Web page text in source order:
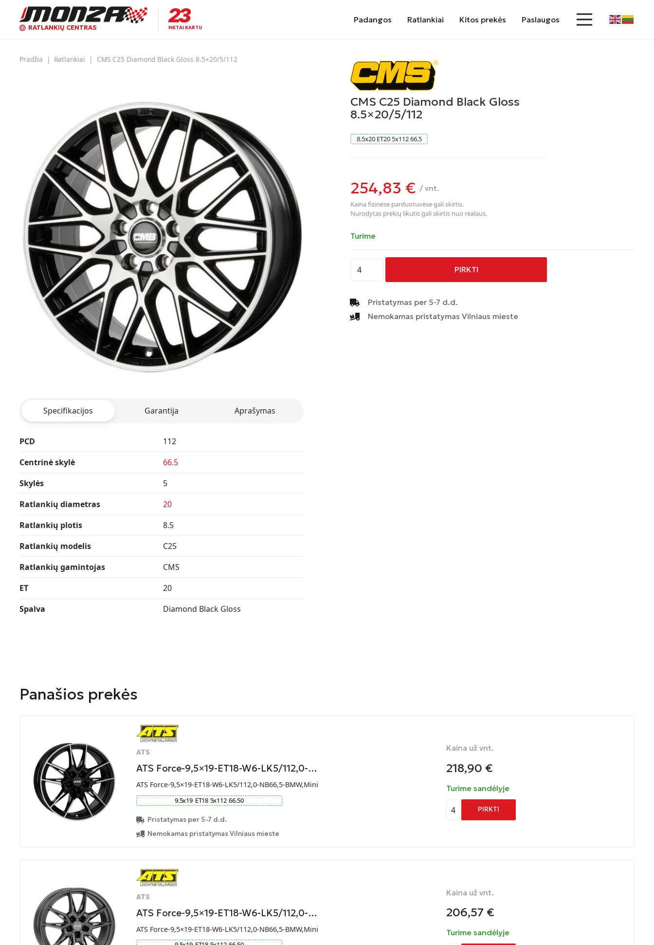
RATLANKIŲ CENTRAS METAI KARTU
Padangos Ratlankiai Kitos prekės Paslaugos
Pradžia | Ratlankiai | CMS C25 Diamond Black Gloss 8.5×20/5/112
Specifikacijos Garantija Aprašymas
PCD
112
Centrinė skylė
66.5
Skylės
5
Ratlankių diametras
20
Ratlankių plotis
8.5
Ratlankių modelis
C25
Ratlankių gamintojas
CMS
ET
20
Spalva
Diamond Black Gloss
CMS C25 Diamond Black Gloss
8.5×20/5/112
8.5x20 ET20 5x11266.5
254,83 € / vnt.
Kaina fizinėse parduotuvėse gali skirtis.
Nurodytas prekių likutis gali skirtis nuo realaus.
Turime
kiekis:
C25
Diamond
Black
PIRKTI
Pristatymas per 5-7 d.d.
Nemokamas pristatymas Vilniaus mieste
Panašios prekės
ATS
ATS Force-9,5×19-ET18-W6-LK5/112,0-…
ATS Force-9,5×19-ET18-W6-LK5/112,0-NB66,5-BMW,Mini
9.5x19 ET18 5x112 66.50
Pristatymas per 5-7 d.d.
Nemokamas pristatymas Vilniaus mieste
Kaina už vnt.
218,90 €
Turime sandėlyje
4 PIRKTI
ATS
ATS Force-9,5×19-ET18-W6-LK5/112,0-…
ATS Force-9,5×19-ET18-W6-LK5/112,0-NB66,5-BMW,Mini
Kaina už vnt.
206,57 €
Turime sandėlyje